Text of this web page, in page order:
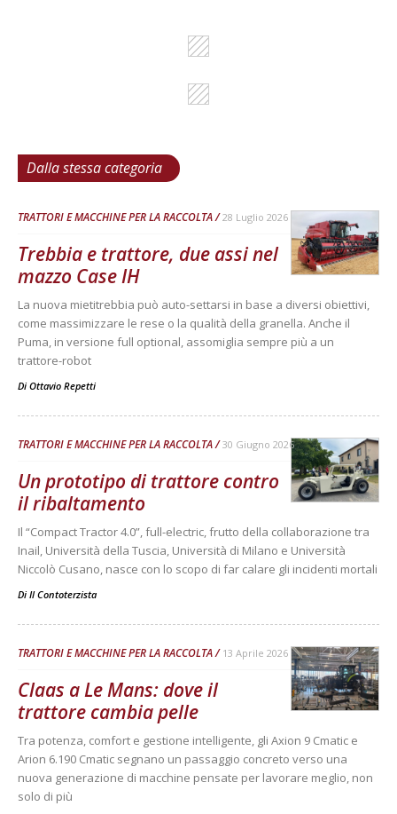
Dalla stessa categoria
TRATTORI E MACCHINE PER LA RACCOLTA 28 Luglio 2026
Trebbia e trattore, due assi nel
mazzo Case IH
La nuova mietitrebbia può auto-settarsi in base a diversi obiettivi,
come massimizzare le rese o la qualità della granella. Anche il
Puma, in versione full optional, assomiglia sempre più a un
trattore-robot
Di Ottavio Repetti
TRATTORI E MACCHINE PER LA RACCOLTA 30 Giugno 2026
Un prototipo di trattore contro
il ribaltamento
Il “Compact Tractor 4.0”, full-electric, frutto della collaborazione tra
Inail, Università della Tuscia, Università di Milano e Università
Niccolò Cusano, nasce con lo scopo di far calare gli incidenti mortali
Di Il Contoterzista
TRATTORI E MACCHINE PER LA RACCOLTA 13 Aprile 2026
Claas a Le Mans: dove il
trattore cambia pelle
Tra potenza, comfort e gestione intelligente, gli Axion 9 Cmatic e
Arion 6.190 Cmatic segnano un passaggio concreto verso una
nuova generazione di macchine pensate per lavorare meglio, non
solo di più